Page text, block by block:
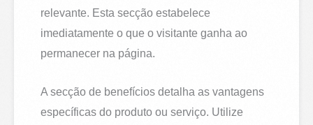
relevante. Esta secção estabelece
imediatamente o que o visitante ganha ao
permanecer na página.
A secção de benefícios detalha as vantagens
específicas do produto ou serviço. Utilize